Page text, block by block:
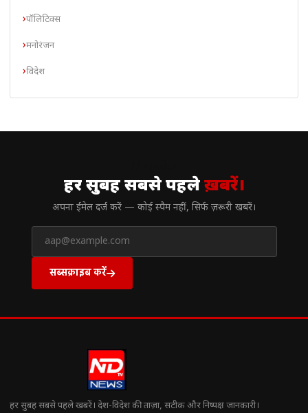
पॉलिटिक्स
मनोरंजन
विदेश
हर सुबह सबसे पहलेख़बरें।
अपना ईमेल दर्ज करें — कोई स्पैम नहीं, सिर्फ ज़रूरी खबरें।
सब्सक्राइब करें
हर सुबह सबसे पहले खबरें। देश-विदेश की ताज़ा, सटीक और निष्पक्ष जानकारी।